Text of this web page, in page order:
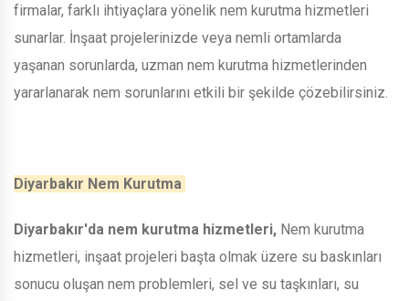
firmalar, farklı ihtiyaçlara yönelik nem kurutma hizmetleri
sunarlar. İnşaat projelerinizde veya nemli ortamlarda
yaşanan sorunlarda, uzman nem kurutma hizmetlerinden
yararlanarak nem sorunlarını etkili bir şekilde çözebilirsiniz.
Diyarbakır Nem Kurutma
Diyarbakır'da nem kurutma hizmetleri, Nem kurutma
hizmetleri, inşaat projeleri başta olmak üzere su baskınları
sonucu oluşan nem problemleri, sel ve su taşkınları, su